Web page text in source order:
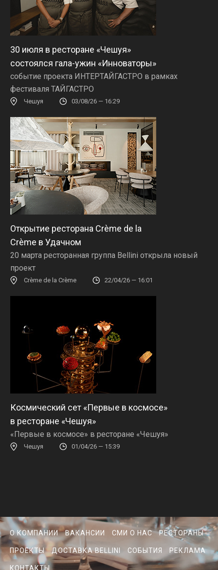
30 июля в ресторане «Чешуя»
состоялся гала-ужин «Инноваторы»
событие проекта ИНТЕРТАЙГАСТРО в рамках
фестиваля ТАЙГАСТРО
Чешуя 03/08/26 — 16:29
Открытие ресторана Crème de la
Crème в Удачном
20 марта ресторанная группа Bellini открыла новый
проект
Crème de la Crème 22/04/26 — 16:01
Космический сет «Первые в космосе»
в ресторане «Чешуя»
«Первые в космосе» в ресторане «Чешуя»
Чешуя 01/04/26 — 15:39
О КОМПАНИИ ВАКАНСИИ СМИ О НАС РЕСТОРАНЫ
ПРОЕКТЫ ДОСТАВКА BELLINI СОБЫТИЯ РЕКЛАМА
КОНТАКТЫ